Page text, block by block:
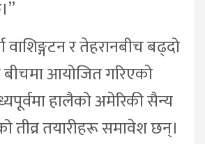
वाशिङ्गटन र तेहरानबीच बढ्दो
बीचमा आयोजित गरिएको
हालैको अमेरिकी सैन्य
तीव्र तयारीहरू समावेश छन्।